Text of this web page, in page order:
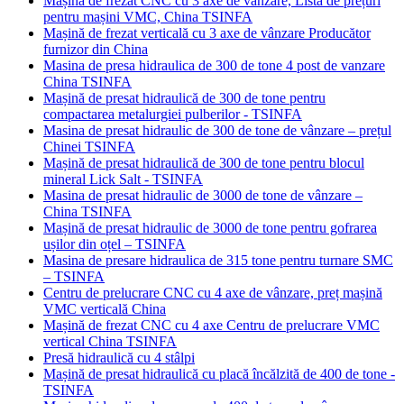
pentru mașini VMC, China TSINFA
Mașină de frezat verticală cu 3 axe de vânzare Producător
furnizor din China
Masina de presa hidraulica de 300 de tone 4 post de vanzare
China TSINFA
Mașină de presat hidraulică de 300 de tone pentru
compactarea metalurgiei pulberilor - TSINFA
Masina de presat hidraulic de 300 de tone de vânzare – prețul
Chinei TSINFA
Mașină de presat hidraulică de 300 de tone pentru blocul
mineral Lick Salt - TSINFA
Masina de presat hidraulic de 3000 de tone de vânzare –
China TSINFA
Mașină de presat hidraulic de 3000 de tone pentru gofrarea
ușilor din oțel – TSINFA
Masina de presare hidraulica de 315 tone pentru turnare SMC
– TSINFA
Centru de prelucrare CNC cu 4 axe de vânzare, preț mașină
VMC verticală China
Mașină de frezat CNC cu 4 axe Centru de prelucrare VMC
vertical China TSINFA
Presă hidraulică cu 4 stâlpi
Mașină de presat hidraulică cu placă încălzită de 400 de tone -
TSINFA